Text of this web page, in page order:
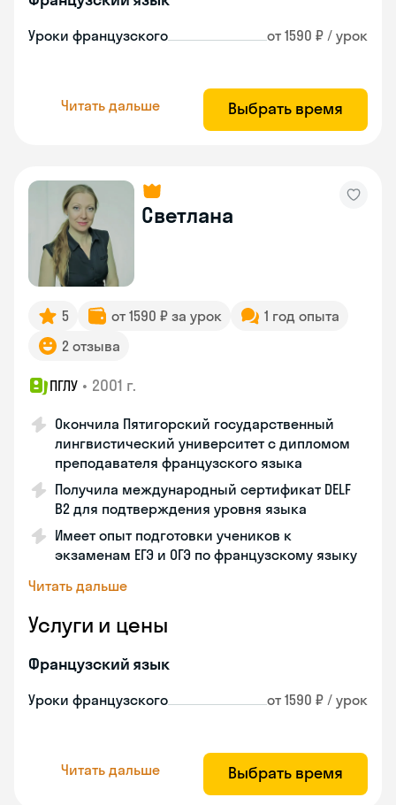
Уроки французского от 1590 ₽ / урок
Читать дальше Выбрать время
Светлана
5 от 1590 ₽ за урок
1 год опыта
2 отзыва
ПГЛУ • 2001 г.
Окончила Пятигорский государственный
лингвистический университет с дипломом
преподавателя французского языка
Получила международный сертификат DELF
B2 для подтверждения уровня языка
Имеет опыт подготовки учеников к
экзаменам ЕГЭ и ОГЭ по французскому языку
Читать дальше
Услуги и цены
Французский язык
Уроки французского от 1590 ₽ / урок
Читать дальше Выбрать время